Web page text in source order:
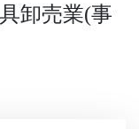
卸売業(事